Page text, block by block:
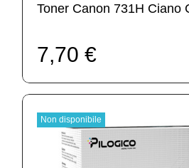
Toner Canon 731H Ciano
7,70 €
Non disponibile